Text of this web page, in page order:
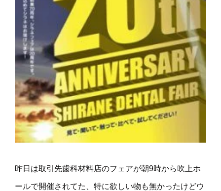
昨日は取引先歯科材料店のフェアが朝9時から吹上ホ
ールで開催されてた、特に欲しい物も無かったけどウ